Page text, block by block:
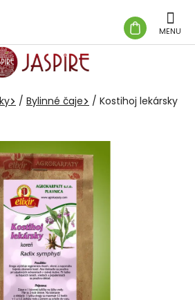
KOŠÍK
/ Bylinné čaje / Kostihoj lekársky